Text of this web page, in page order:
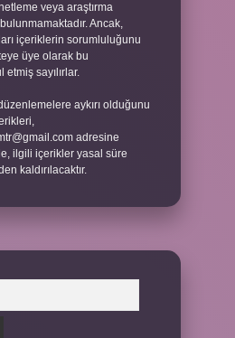
veya araştırma
Ancak,
içeriklerin sorumluluğunu
üye olarak bu
sayılırlar.
aykırı olduğunu
adresine
ilgili içerikler yasal süre
kaldırılacaktır.